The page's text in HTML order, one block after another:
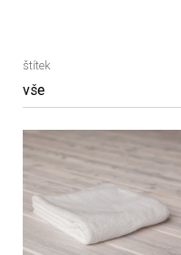
štítek